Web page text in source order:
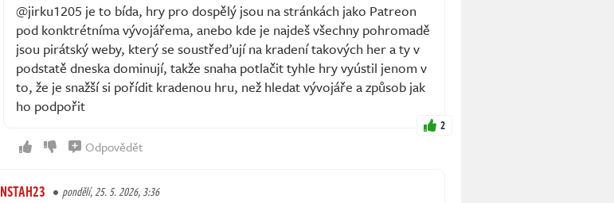
@jirku1205 je to bída, hry pro dospělý jsou na stránkách jako Patreon
pod konktrétníma vývojářema, anebo kde je najdeš všechny pohromadě
jsou pirátský weby, který se soustřeďují na kradení takových her a ty v
podstatě dneska dominují, takže snaha potlačit tyhle hry vyústil jenom v
to, že je snažší si pořídit kradenou hru, než hledat vývojáře a způsob jak
ho podpořit
2
Odpovědět
NSTAH23 pondělí, 25. 5. 2026, 3:36